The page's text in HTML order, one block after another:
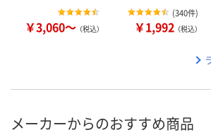
￥3,060～ （税込）
(340件)
￥1,992 （税込）
メーカーからのおすすめ商品